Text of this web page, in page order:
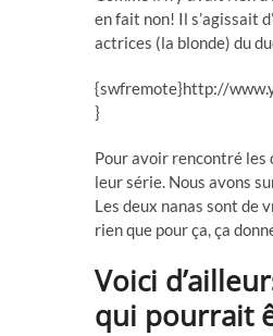
en fait non! Il s’agissait
actrices (la blonde) du
{swfremote}http://
}
Pour avoir rencontré les
leur série. Nous avons
Les deux nanas sont de
rien que pour ça, ça
Voici
qui pourrait